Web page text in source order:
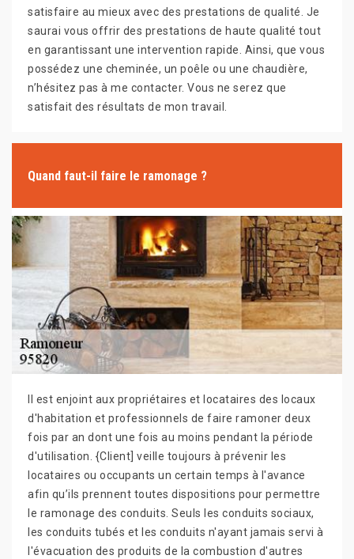
satisfaire au mieux avec des prestations de qualité. Je
saurai vous offrir des prestations de haute qualité tout
en garantissant une intervention rapide. Ainsi, que vous
possédez une cheminée, un poêle ou une chaudière,
n’hésitez pas à me contacter. Vous ne serez que
satisfait des résultats de mon travail.
Quand faut-il faire le ramonage ?
Il est enjoint aux propriétaires et locataires des locaux
d'habitation et professionnels de faire ramoner deux
fois par an dont une fois au moins pendant la période
d'utilisation. {Client] veille toujours à prévenir les
locataires ou occupants un certain temps à l'avance
afin qu’ils prennent toutes dispositions pour permettre
le ramonage des conduits. Seuls les conduits sociaux,
les conduits tubés et les conduits n'ayant jamais servi à
l'évacuation des produits de la combustion d'autres